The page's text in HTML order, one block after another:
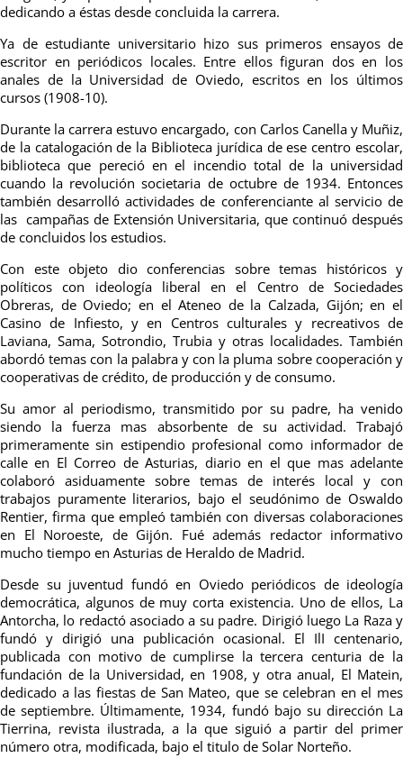
dedicando a éstas desde concluida la carrera.
Ya de estudiante universitario hizo sus primeros ensayos de
escritor en periódicos locales. Entre ellos figuran dos en los
anales de la Universidad de Oviedo, escritos en los últimos
cursos (1908-10).
Durante la carrera estuvo encargado, con Carlos Canella y Muñiz,
de la catalogación de la Biblioteca jurídica de ese centro escolar,
biblioteca que pereció en el incendio total de la universidad
cuando la revolución societaria de octubre de 1934. Entonces
también desarrolló actividades de conferenciante al servicio de
las campañas de Extensión Universitaria, que continuó después
de concluidos los estudios.
Con este objeto dio conferencias sobre temas históricos y
políticos con ideología liberal en el Centro de Sociedades
Obreras, de Oviedo; en el Ateneo de la Calzada, Gijón; en el
Casino de Infiesto, y en Centros culturales y recreativos de
Laviana, Sama, Sotrondio, Trubia y otras localidades. También
abordó temas con la palabra y con la pluma sobre cooperación y
cooperativas de crédito, de producción y de consumo.
Su amor al periodismo, transmitido por su padre, ha venido
siendo la fuerza mas absorbente de su actividad. Trabajó
primeramente sin estipendio profesional como informador de
calle en El Correo de Asturias, diario en el que mas adelante
colaboró asiduamente sobre temas de interés local y con
trabajos puramente literarios, bajo el seudónimo de Oswaldo
Rentier, firma que empleó también con diversas colaboraciones
en El Noroeste, de Gijón. Fué además redactor informativo
mucho tiempo en Asturias de Heraldo de Madrid.
Desde su juventud fundó en Oviedo periódicos de ideología
democrática, algunos de muy corta existencia. Uno de ellos, La
Antorcha, lo redactó asociado a su padre. Dirigió luego La Raza y
fundó y dirigió una publicación ocasional. El IlI centenario,
publicada con motivo de cumplirse la tercera centuria de la
fundación de la Universidad, en 1908, y otra anual, El Matein,
dedicado a las fiestas de San Mateo, que se celebran en el mes
de septiembre. Últimamente, 1934, fundó bajo su dirección La
Tierrina, revista ilustrada, a la que siguió a partir del primer
número otra, modificada, bajo el titulo de Solar Norteño.